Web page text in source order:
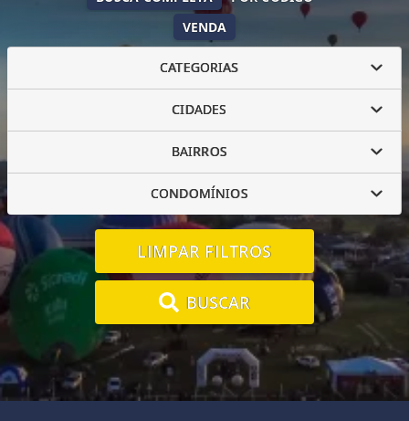
VENDA
CATEGORIAS
CIDADES
BAIRROS
CONDOMÍNIOS
LIMPAR FILTROS
BUSCAR